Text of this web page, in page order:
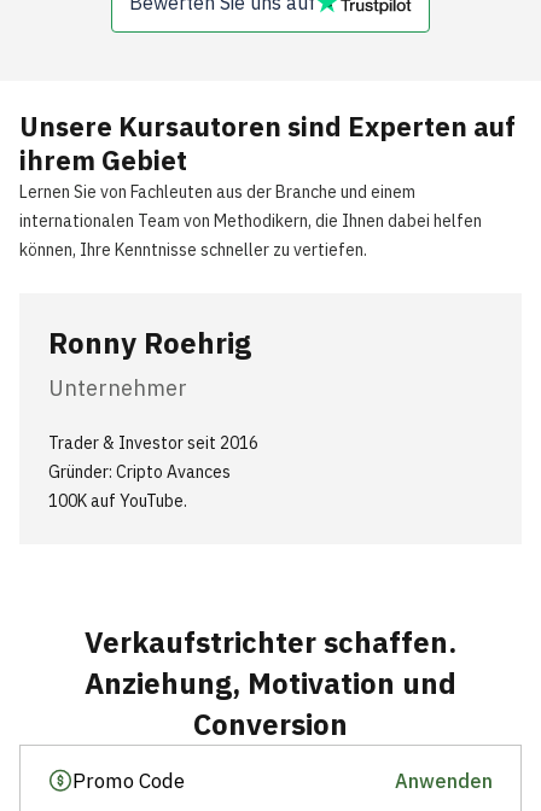
Unsere Kursautoren sind Experten auf
ihrem Gebiet
Lernen Sie von Fachleuten aus der Branche und einem
internationalen Team von Methodikern, die Ihnen dabei helfen
können, Ihre Kenntnisse schneller zu vertiefen.
Ronny Roehrig
Unternehmer
Trader & Investor seit 2016
Gründer: Cripto Avances
100K auf YouTube.
Verkaufstrichter schaffen.
Anziehung, Motivation und
Conversion
Anwenden